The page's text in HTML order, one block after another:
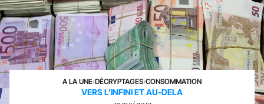
A LA UNE›DÉCRYPTAGES›CONSOMMATION
VERS L'INFINI ET AU-DELA